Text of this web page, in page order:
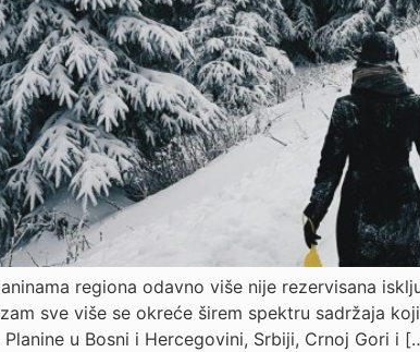
regiona odavno više nije rezervisana
sve više se okreće širem spektru sadržaja
u Bosni i Hercegovini, Srbiji, Crnoj Gori i